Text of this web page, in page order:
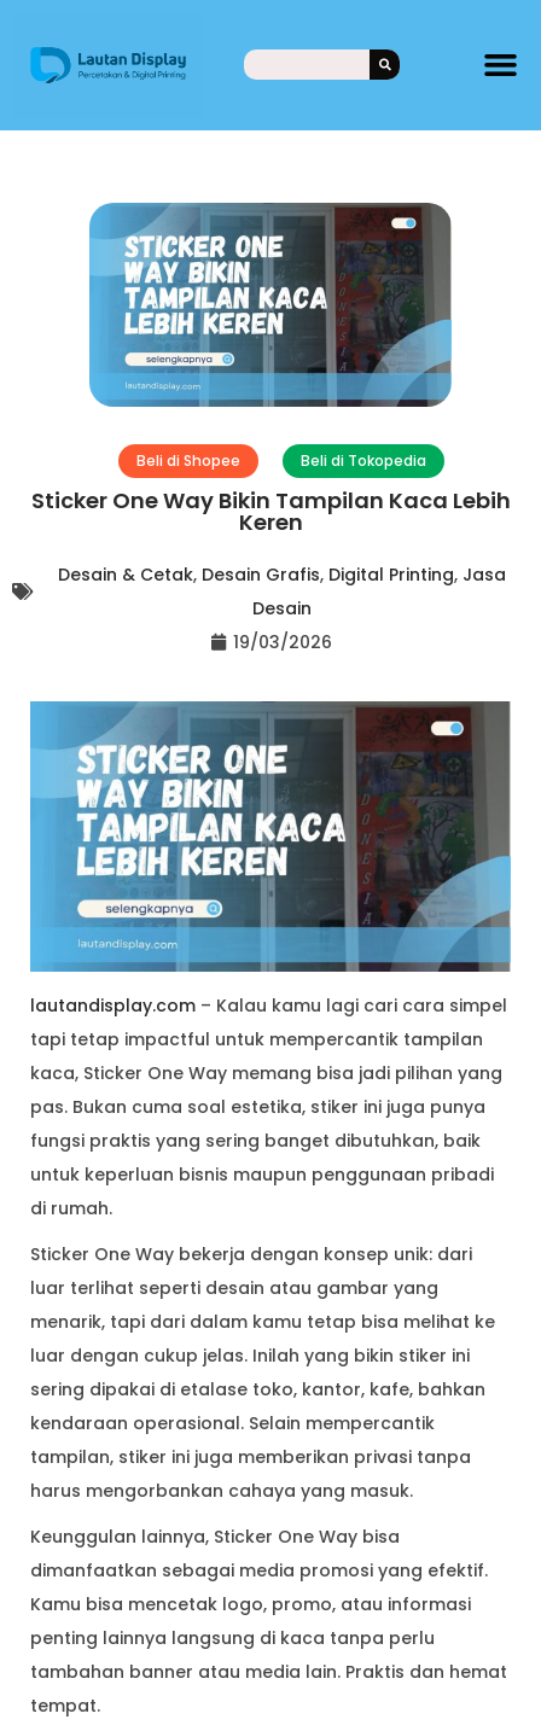
Beli di Shopee Beli di Tokopedia
Sticker One Way Bikin Tampilan Kaca Lebih
Keren
Desain & Cetak, Desain Grafis, Digital Printing, Jasa
Desain
19/03/2026
lautandisplay.com – Kalau kamu lagi cari cara simpel
tapi tetap impactful untuk mempercantik tampilan
kaca, Sticker One Way memang bisa jadi pilihan yang
pas. Bukan cuma soal estetika, stiker ini juga punya
fungsi praktis yang sering banget dibutuhkan, baik
untuk keperluan bisnis maupun penggunaan pribadi
di rumah.
Sticker One Way bekerja dengan konsep unik: dari
luar terlihat seperti desain atau gambar yang
menarik, tapi dari dalam kamu tetap bisa melihat ke
luar dengan cukup jelas. Inilah yang bikin stiker ini
sering dipakai di etalase toko, kantor, kafe, bahkan
kendaraan operasional. Selain mempercantik
tampilan, stiker ini juga memberikan privasi tanpa
harus mengorbankan cahaya yang masuk.
Keunggulan lainnya, Sticker One Way bisa
dimanfaatkan sebagai media promosi yang efektif.
Kamu bisa mencetak logo, promo, atau informasi
penting lainnya langsung di kaca tanpa perlu
tambahan banner atau media lain. Praktis dan hemat
tempat.